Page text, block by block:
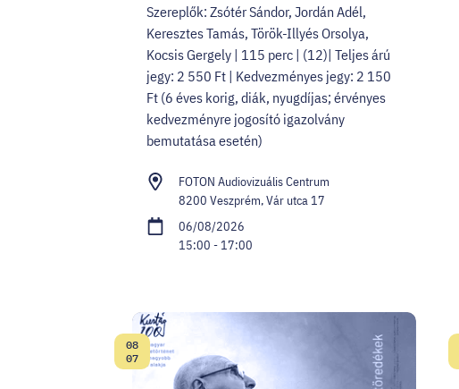
Szereplők: Zsótér Sándor, Jordán Adél,
Keresztes Tamás, Török-Illyés Orsolya,
Kocsis Gergely | 115 perc | (12)| Teljes árú
jegy: 2 550 Ft | Kedvezményes jegy: 2 150
Ft (6 éves korig, diák, nyugdíjas; érvényes
kedvezményre jogosító igazolvány
bemutatása esetén)
FOTON Audiovizuális Centrum
8200 Veszprém, Vár utca 17
06/08/2026
15:00 - 17:00
Date:
08
07